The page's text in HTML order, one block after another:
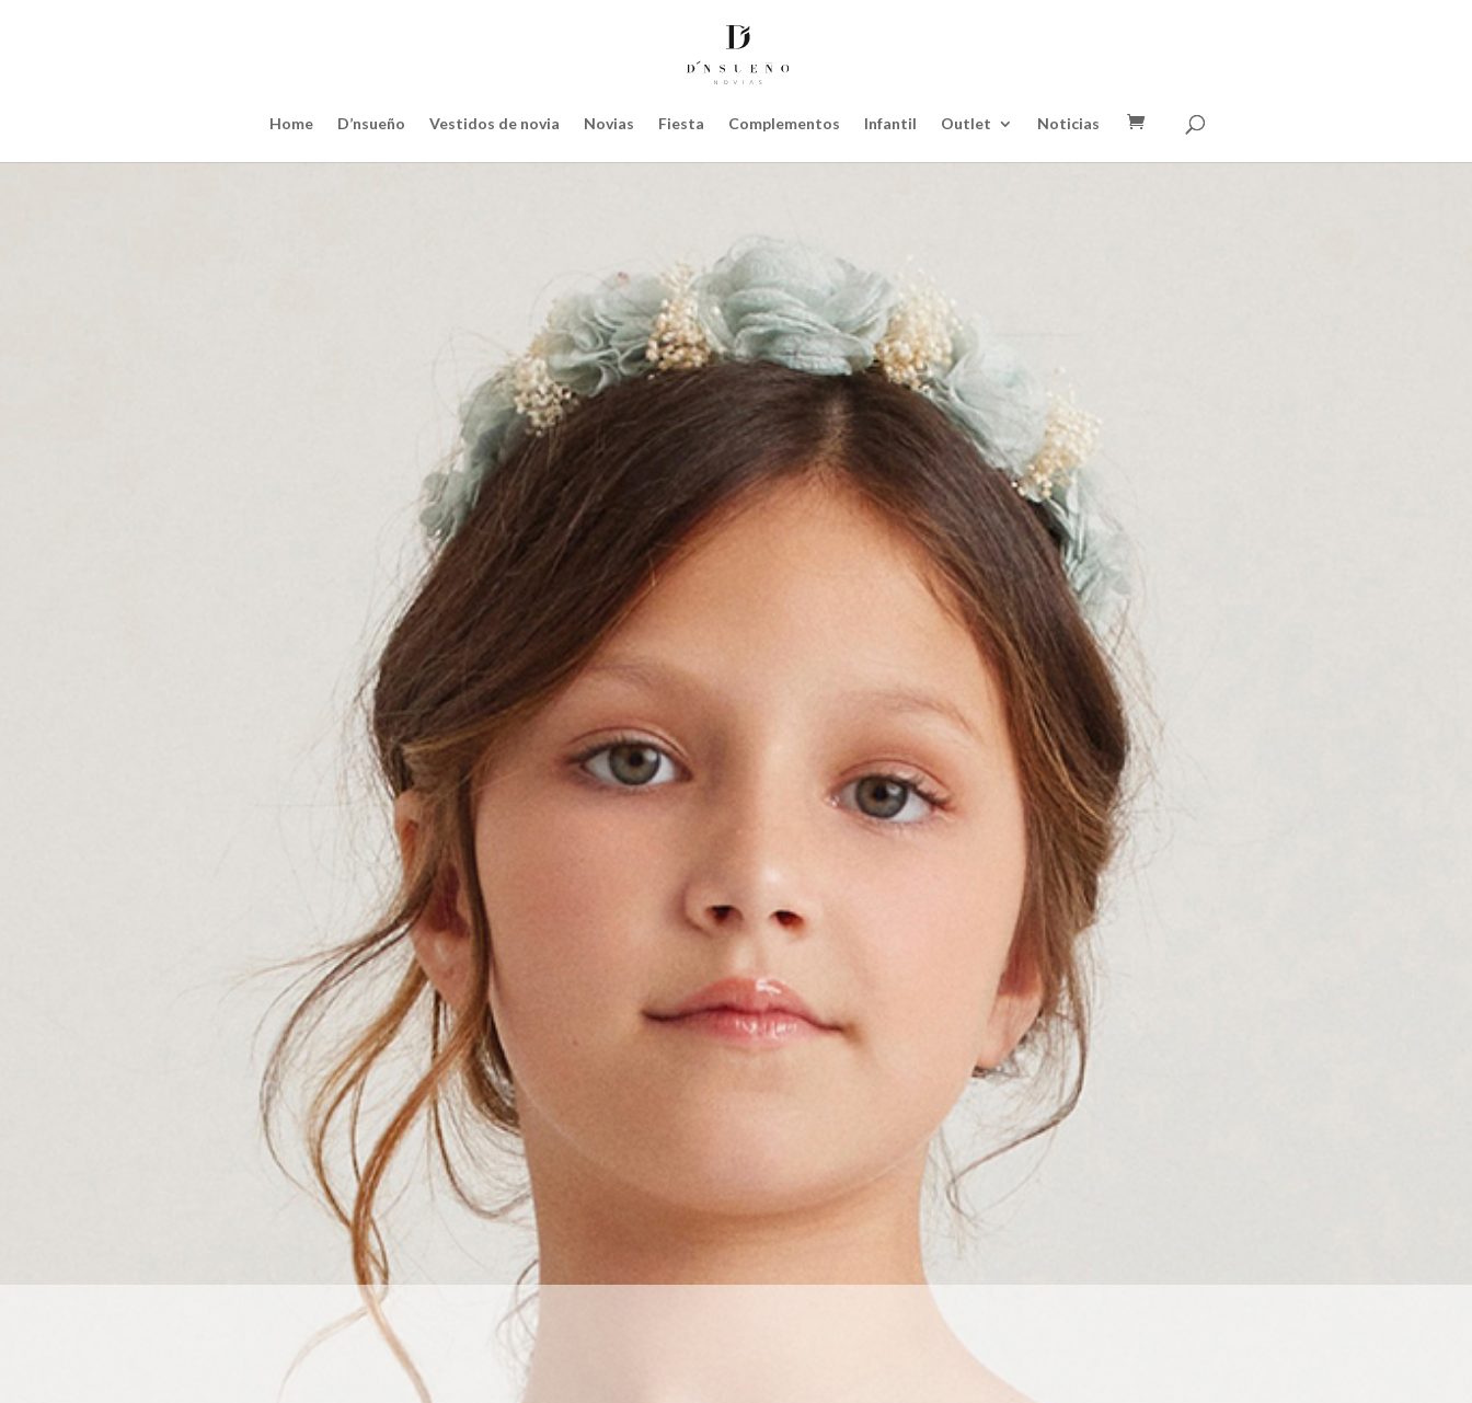
Home D’nsueño Vestidos de novia Novias Fiesta Complementos Infantil Outlet Noticias